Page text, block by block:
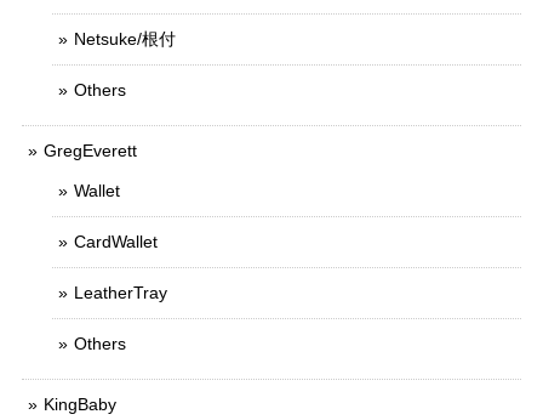
Netsuke/根付
Others
GregEverett
Wallet
CardWallet
LeatherTray
Others
KingBaby